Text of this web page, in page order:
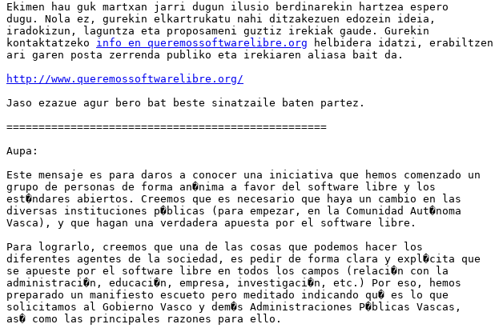
Ekimen hau guk martxan jarri dugun ilusio berdinarekin hartzea espero
dugu. Nola ez, gurekin elkartrukatu nahi ditzakezuen edozein ideia,
iradokizun, laguntza eta proposameni guztiz irekiak gaude. Gurekin
kontaktatzeko info en queremossoftwarelibre.org helbidera idatzi, erabiltzen
ari garen posta zerrenda publiko eta irekiaren aliasa bait da.
http://www.queremossoftwarelibre.org/
Jaso ezazue agur bero bat beste sinatzaile baten partez.
==================================================
Aupa:
Este mensaje es para daros a conocer una iniciativa que hemos comenzado un
grupo de personas de forma an�nima a favor del software libre y los
est�ndares abiertos. Creemos que es necesario que haya un cambio en las
diversas instituciones p�blicas (para empezar, en la Comunidad Aut�noma
Vasca), y que hagan una verdadera apuesta por el software libre.
Para lograrlo, creemos que una de las cosas que podemos hacer los
diferentes agentes de la sociedad, es pedir de forma clara y expl�cita que
se apueste por el software libre en todos los campos (relaci�n con la
administraci�n, educaci�n, empresa, investigaci�n, etc.) Por eso, hemos
preparado un manifiesto escueto pero meditado indicando qu� es lo que
solicitamos al Gobierno Vasco y dem�s Administraciones P�blicas Vascas,
as� como las principales razones para ello.